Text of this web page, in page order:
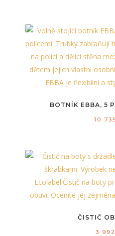
BOTNÍK EBBA, 5
10
ČISTIČ
3 992